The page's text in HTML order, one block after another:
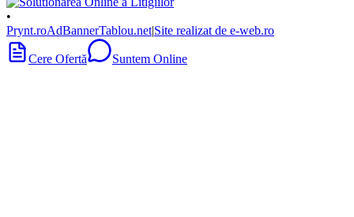
•
Prynt.roAdBannerTablou.net|Site realizat de e-web.ro
Cere Ofertă Suntem Online